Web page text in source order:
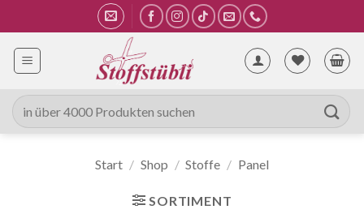
Inhalt
springen
Suche
nach:
Start / Shop / Stoffe / Panel
SORTIMENT